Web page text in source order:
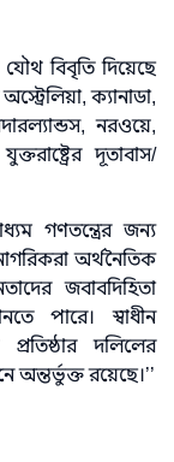
বিবৃতি দিয়েছে
ক্যানাডা,
নরওয়ে,
দূতাবাস/
গণতন্ত্রের জন্য
অর্থনৈতিক
জবাবদিহিতা
পারে। স্বাধীন
দলিলের
অন্তর্ভুক্ত রয়েছে।’’